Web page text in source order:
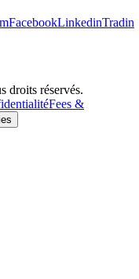
FacebookLinkedinTradin
droits réservés.
Fees &